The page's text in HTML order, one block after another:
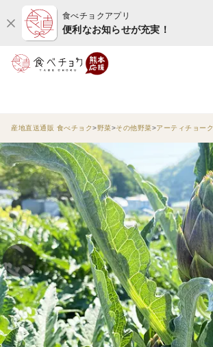
食べチョクアプリ
便利なお知らせが充実！
産地直送通販 食べチョク 野菜 その他野菜 アーティチョーク